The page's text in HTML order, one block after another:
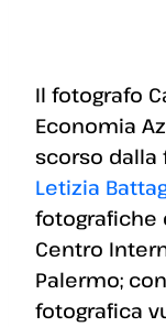
Il fotografo
Economia
scorso
Letizia
fotografiche
Centro
Palermo;
fotografica